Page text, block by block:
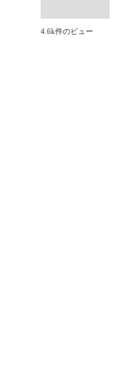
4.6k件のビュー